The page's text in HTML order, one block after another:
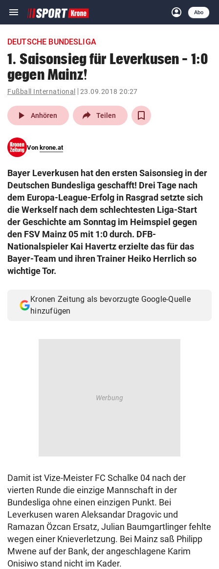
menu Navigation
ein-/ausklappen
account_circle
Anmelden
Abo
close Schließen
account_circle Anmelden
pin_drop
Wien arrow_right
search
eingeben
© Krone Multimedia GmbH & Co KG 2026
Muthgasse 2, 1190 Wien
DEUTSCHE BUNDESLIGA
1. Saisonsieg für Leverkusen – 1:0
gegen Mainz!
Fußball International 23.09.2018 20:27
play_arrow Anhören Teilen
Von krone.at
Bayer Leverkusen hat den ersten Saisonsieg in der
Deutschen Bundesliga geschafft! Drei Tage nach
dem Europa-League-Erfolg in Rasgrad setzte sich
die Werkself nach dem schlechtesten Liga-Start
der Geschichte am Sonntag im Heimspiel gegen
den FSV Mainz 05 mit 1:0 durch. DFB-
Nationalspieler Kai Havertz erzielte das für das
Bayer-Team und ihren Trainer Heiko Herrlich so
wichtige Tor.
Kronen Zeitung als bevorzugte Google-Quelle
hinzufügen
Damit ist Vize-Meister FC Schalke 04 nach der
vierten Runde die einzige Mannschaft in der
Bundesliga ohne einen einzigen Punkt. Bei
Leverkusen waren Aleksandar Dragovic und
Ramazan Özcan Ersatz, Julian Baumgartlinger fehlte
wegen einer Knieverletzung. Bei Mainz saß Philipp
Mwene auf der Bank, der angeschlagene Karim
Onisiwo stand nicht im Kader.